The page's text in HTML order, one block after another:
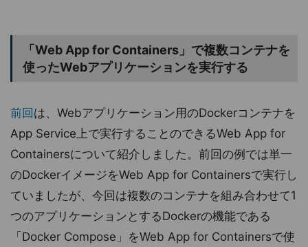
「Web App for Containers」で複数コンテナを
使ったWebアプリケーションを実行する
前回 は、Webアプリケーション用のDockerコンテナを
App Service上で実行することのできるWeb App for
Containersについて紹介しました。前回の例では単一
のDockerイメージをWeb App for Containersで実行し
ていましたが、今回は複数のコンテナを組み合わせて1
つのアプリケーションとするDockerの機能である
「Docker Compose」をWeb App for Containersで使